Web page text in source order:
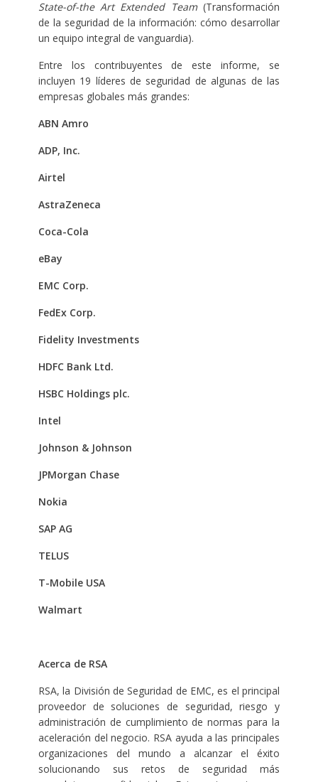
State-of-the Art Extended Team(Transformación
de la seguridad de la información: cómo desarrollar
un equipo integral de vanguardia).
Entre los contribuyentes de este informe, se
incluyen 19 líderes de seguridad de algunas de las
empresas globales más grandes:
ABN Amro
ADP, Inc.
Airtel
AstraZeneca
Coca-Cola
eBay
EMC Corp.
FedEx Corp.
Fidelity Investments
HDFC Bank Ltd.
HSBC Holdings plc.
Intel
Johnson & Johnson
JPMorgan Chase
Nokia
SAP AG
TELUS
T-Mobile USA
Walmart
Acerca de RSA
RSA, la División de Seguridad de EMC, es el principal
proveedor de soluciones de seguridad, riesgo y
administración de cumplimiento de normas para la
aceleración del negocio. RSA ayuda a las principales
organizaciones del mundo a alcanzar el éxito
solucionando sus retos de seguridad más